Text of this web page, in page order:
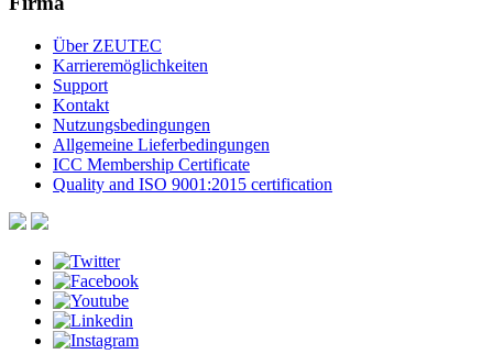
Über ZEUTEC
Karrieremöglichkeiten
Support
Kontakt
Nutzungsbedingungen
Allgemeine Lieferbedingungen
ICC Membership Certificate
Quality and ISO 9001:2015 certification